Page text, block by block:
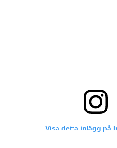
Visa detta inlägg på